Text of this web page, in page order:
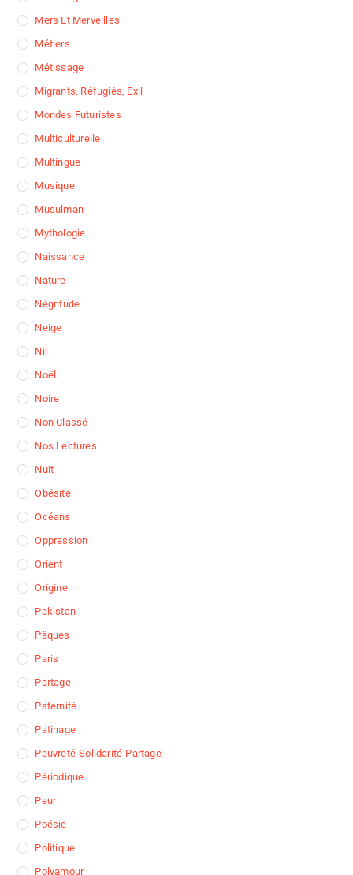
Mers Et Merveilles
Métiers
Métissage
Migrants, Réfugiés, Exil
Mondes Futuristes
Multiculturelle
Multingue
Musique
Musulman
Mythologie
Naissance
Nature
Négritude
Neige
Nil
Noël
Noire
Non Classé
Nos Lectures
Nuit
Obésité
Océans
Oppression
Orient
Origine
Pakistan
Pâques
Paris
Partage
Paternité
Patinage
Pauvreté-Solidarité-Partage
Périodique
Peur
Poésie
Politique
Polyamour